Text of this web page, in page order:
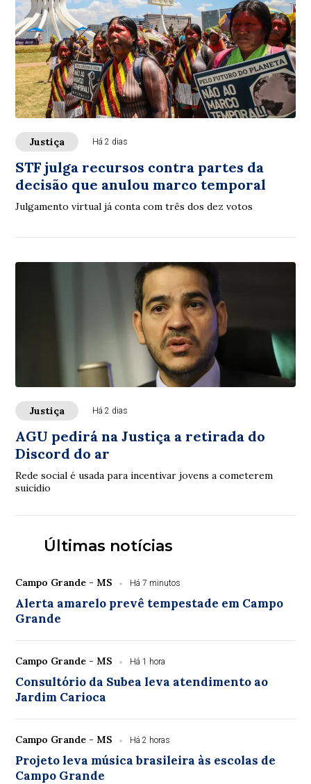
Justiça Há 2 dias
STF julga recursos contra partes da
decisão que anulou marco temporal
Julgamento virtual já conta com três dos dez votos
Justiça Há 2 dias
AGU pedirá na Justiça a retirada do
Discord do ar
Rede social é usada para incentivar jovens a cometerem
suicídio
Últimas notícias
Campo Grande - MS Há 7 minutos
Alerta amarelo prevê tempestade em Campo
Grande
Campo Grande - MS Há 1 hora
Consultório da Subea leva atendimento ao
Jardim Carioca
Campo Grande - MS Há 2 horas
Projeto leva música brasileira às escolas de
Campo Grande